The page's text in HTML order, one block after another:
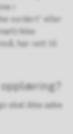
i
vurdert” eller
ikke
har rett til
skal ikke søke